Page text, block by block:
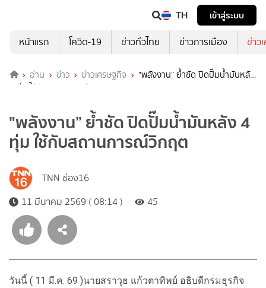
TH
เข้าสู่ระบบ
หน้าแรก
โควิด-19 ข่าวทั่วไทย ข่าวการเมือง ข่าว
อ่าน ข่าว ข่าวเศรษฐกิจ
"พลังงาน” ย้ำชัด ปิดปั๊มน้ำมันหลัง
4 ทุ่ม ใช้กับสถานการณ์วิกฤต
"พลังงาน” ย้ำชัด ปิดปั๊มน้ำมันหลัง 4
ทุ่ม ใช้กับสถานการณ์วิกฤต
TNN ช่อง16
11 มีนาคม 2569 ( 08:14 )
45
วันนี้ ( 11 มี.ค. 69 )นายสราวุธ แก้วตาทิพย์ อธิบดีกรมธุรกิจ